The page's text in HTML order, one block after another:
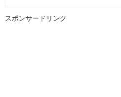
スポンサードリンク